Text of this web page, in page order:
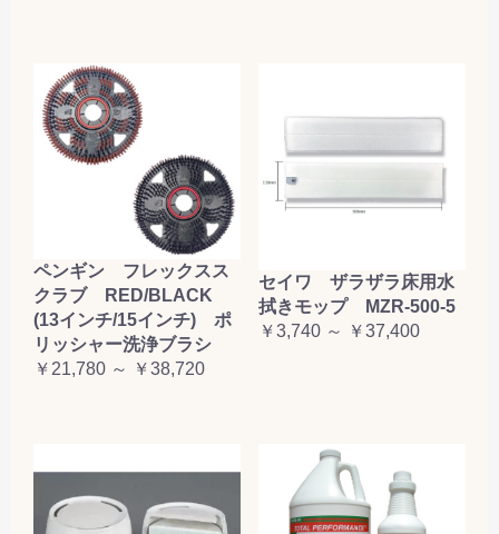
ペンギン フレックスス
クラブ RED/BLACK
(13インチ/15インチ) ポ
リッシャー洗浄ブラシ
￥21,780 ～ ￥38,720
セイワ ザラザラ床用水
拭きモップ MZR-500-5
￥3,740 ～ ￥37,400